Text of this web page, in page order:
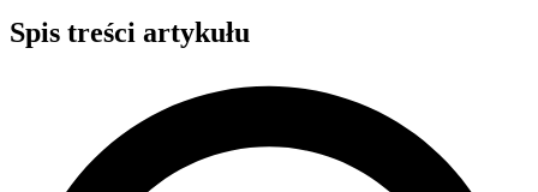
Spis treści artykułu